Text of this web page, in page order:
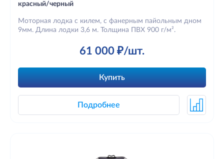
красный/черный
Моторная лодка с килем, с фанерным пайольным дном
9мм. Длина лодки 3,6 м. Толщина ПВХ 900 г/м².
61 000 ₽/шт.
Купить
Подробнее